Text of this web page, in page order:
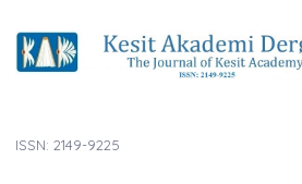
ISSN: 2149-9225